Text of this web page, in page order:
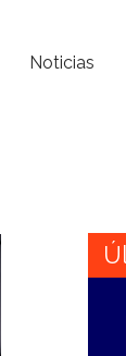
Noticias